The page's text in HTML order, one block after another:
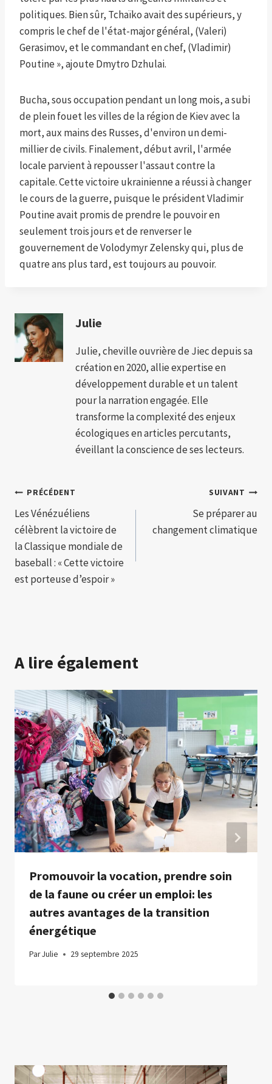
politiques. Bien sûr, Tchaïko avait des supérieurs, y
compris le chef de l'état-major général, (Valeri)
Gerasimov, et le commandant en chef, (Vladimir)
Poutine », ajoute Dmytro Dzhulai.
Bucha, sous occupation pendant un long mois, a subi
de plein fouet les villes de la région de Kiev avec la
mort, aux mains des Russes, d'environ un demi-
millier de civils. Finalement, début avril, l'armée
locale parvient à repousser l'assaut contre la
capitale. Cette victoire ukrainienne a réussi à changer
le cours de la guerre, puisque le président Vladimir
Poutine avait promis de prendre le pouvoir en
seulement trois jours et de renverser le
gouvernement de Volodymyr Zelensky qui, plus de
quatre ans plus tard, est toujours au pouvoir.
Julie
Julie, cheville ouvrière de Jiec depuis sa
création en 2020, allie expertise en
développement durable et un talent
pour la narration engagée. Elle
transforme la complexité des enjeux
écologiques en articles percutants,
éveillant la conscience de ses lecteurs.
Navigation
de
l’article
PRÉCÉDENT
Les Vénézuéliens
célèbrent la victoire de
la Classique mondiale de
baseball : « Cette victoire
est porteuse d’espoir »
SUIVANT
Se préparer au
changement climatique
A lire également
Promouvoir la vocation, prendre soin
de la faune ou créer un emploi: les
autres avantages de la transition
énergétique
ParJulie 29 septembre 2025